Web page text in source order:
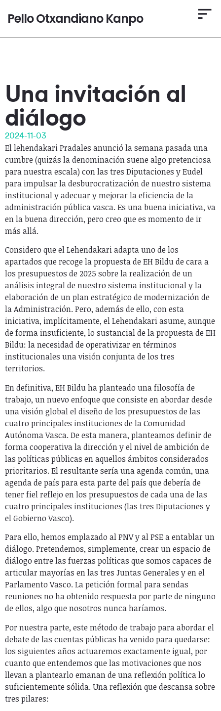
Pello Otxandiano Kanpo
Una invitación al
diálogo
2024-11-03
El lehendakari Pradales anunció la semana pasada una
cumbre (quizás la denominación suene algo pretenciosa
para nuestra escala) con las tres Diputaciones y Eudel
para impulsar la desburocratización de nuestro sistema
institucional y adecuar y mejorar la eficiencia de la
administración pública vasca. Es una buena iniciativa, va
en la buena dirección, pero creo que es momento de ir
más allá.
Considero que el Lehendakari adapta uno de los
apartados que recoge la propuesta de EH Bildu de cara a
los presupuestos de 2025 sobre la realización de un
análisis integral de nuestro sistema institucional y la
elaboración de un plan estratégico de modernización de
la Administración. Pero, además de ello, con esta
iniciativa, implícitamente, el Lehendakari asume, aunque
de forma insuficiente, lo sustancial de la propuesta de EH
Bildu: la necesidad de operativizar en términos
institucionales una visión conjunta de los tres
territorios.
En definitiva, EH Bildu ha planteado una filosofía de
trabajo, un nuevo enfoque que consiste en abordar desde
una visión global el diseño de los presupuestos de las
cuatro principales instituciones de la Comunidad
Autónoma Vasca. De esta manera, planteamos definir de
forma cooperativa la dirección y el nivel de ambición de
las políticas públicas en aquellos ámbitos considerados
prioritarios. El resultante sería una agenda común, una
agenda de país para esta parte del país que debería de
tener fiel reflejo en los presupuestos de cada una de las
cuatro principales instituciones (las tres Diputaciones y
el Gobierno Vasco).
Para ello, hemos emplazado al PNV y al PSE a entablar un
diálogo. Pretendemos, simplemente, crear un espacio de
diálogo entre las fuerzas políticas que somos capaces de
articular mayorías en las tres Juntas Generales y en el
Parlamento Vasco. La petición formal para sendas
reuniones no ha obtenido respuesta por parte de ninguno
de ellos, algo que nosotros nunca haríamos.
Por nuestra parte, este método de trabajo para abordar el
debate de las cuentas públicas ha venido para quedarse:
los siguientes años actuaremos exactamente igual, por
cuanto que entendemos que las motivaciones que nos
llevan a plantearlo emanan de una reflexión política lo
suficientemente sólida. Una reflexión que descansa sobre
tres pilares: